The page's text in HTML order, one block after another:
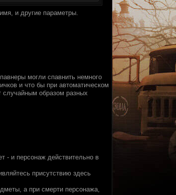
и другие параметры.
могли спавнить немного
и что бы при автоматическом
случайным образом разных
- и персонаж действительно в
присутствию здесь
а при смерти персонажа,